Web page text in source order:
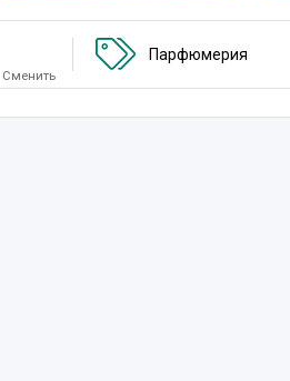
Сменить
Парфюмерия